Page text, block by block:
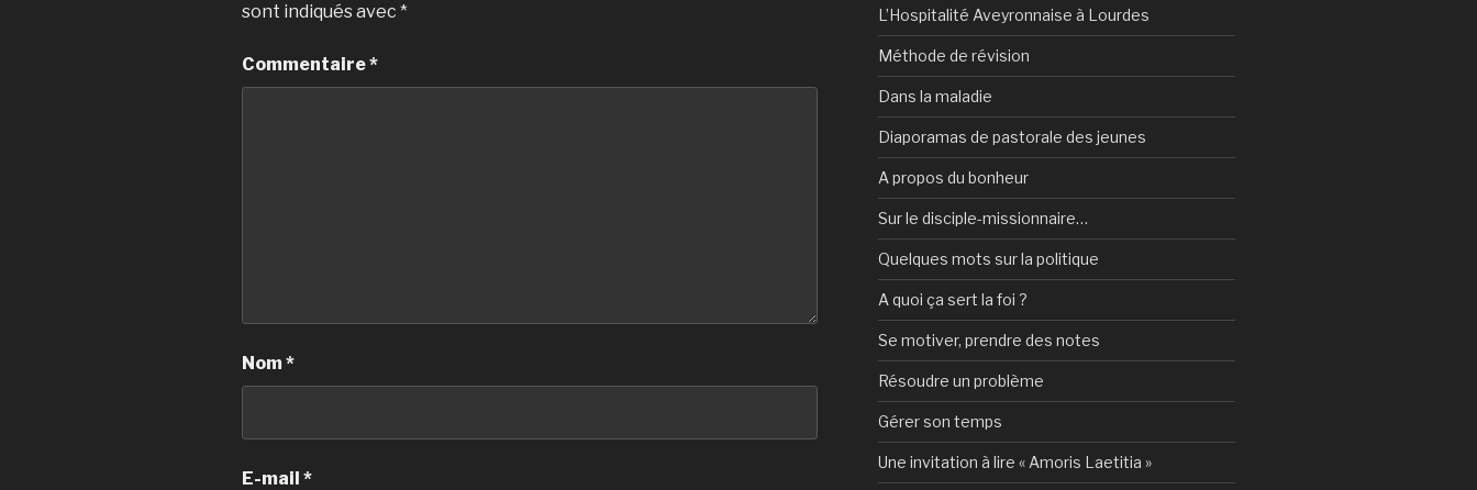
sont indiqués avec *
Commentaire*
Nom*
E-mail *
L’Hospitalité Aveyronnaise à Lourdes
Méthode de révision
Dans la maladie
Diaporamas de pastorale des jeunes
A propos du bonheur
Sur le disciple-missionnaire…
Quelques mots sur la politique
A quoi ça sert la foi ?
Se motiver, prendre des notes
Résoudre un problème
Gérer son temps
Une invitation à lire « Amoris Laetitia »